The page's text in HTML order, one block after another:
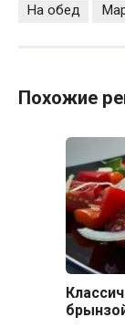
На обед
Похожие